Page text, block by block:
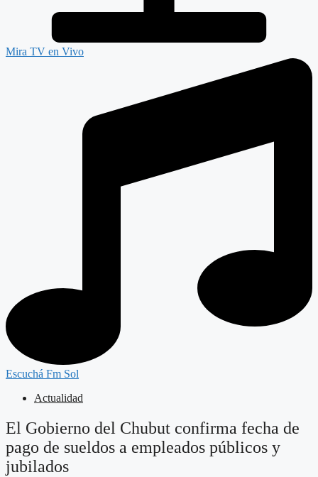
Mira TV en Vivo
Escuchá Fm Sol
Actualidad
El Gobierno del Chubut confirma fecha de
pago de sueldos a empleados públicos y
jubilados